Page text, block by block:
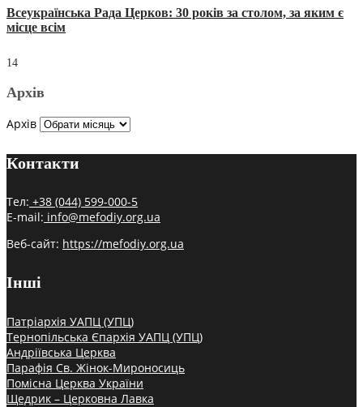
Всеукраїнська Рада Церков: 30 років за столом, за яким є
місце всім
14
Архів
Архів
Контакти
Тел: +38 (044) 599-000-5
E-mail: info@mefodiy.org.ua
Веб-сайт: https://mefodiy.org.ua
Інші
Патріархія УАПЦ (УПЦ)
Тернопільська Єпархія УАПЦ (УПЦ)
Андріївська Церква
Парафія Св. Жінок-Мироносиць
Помісна Церква України
Щедрик – Церковна Лавка